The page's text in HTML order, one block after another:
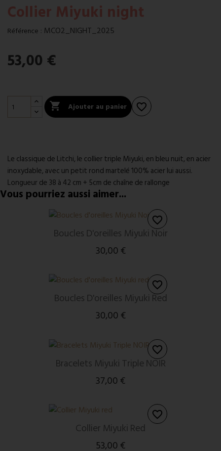
Collier Miyuki night
Référence : MCO2_NIGHT_2025
53,00 €
 Ajouter au panier favorite_border
Le classique de Litchi, le collier triple Miyuki, en bleu nuit, en acier
inoxydable, avec un petit rond martelé 100% acier lui aussi.
Longueur de 38 à 42 cm + 5cm de chaîne de rallonge
Vous pourriez aussi aimer...
Boucles D'oreilles Miyuki Noir
30,00 €
favorite_border
Boucles D'oreilles Miyuki Red
30,00 €
favorite_border
Bracelets Miyuki Triple NOIR
37,00 €
favorite_border
Collier Miyuki Red
53,00 €
favorite_border